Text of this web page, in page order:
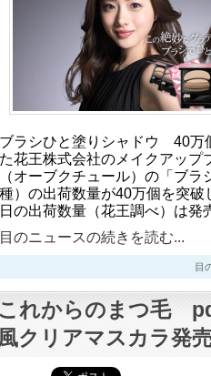
ブラシひと塗りシャドウ 40万
た花王株式会社のメイクアップ
（オーブクチュール）の「ブ
種）の出荷数量が40万個を突
日の出荷数量（花王調べ）は
目のニュースの続きを読む...
目
これからのまつ毛
風クリアマスカラ発